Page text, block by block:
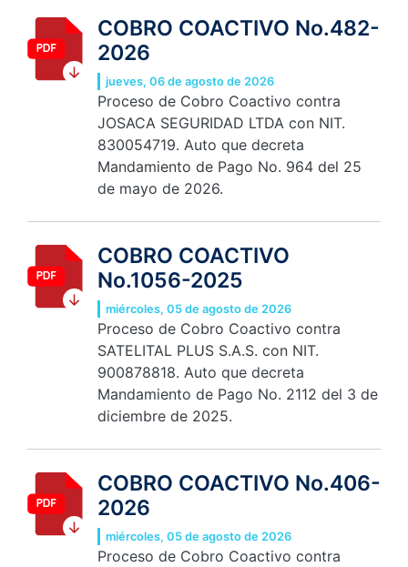
COBRO COACTIVO No.482-
2026
jueves, 06 de agosto de 2026
Proceso de Cobro Coactivo contra
JOSACA SEGURIDAD LTDA con NIT.
830054719. Auto que decreta
Mandamiento de Pago No. 964 del 25
de mayo de 2026.
COBRO COACTIVO
No.1056-2025
miércoles, 05 de agosto de 2026
Proceso de Cobro Coactivo contra
SATELITAL PLUS S.A.S. con NIT.
900878818. Auto que decreta
Mandamiento de Pago No. 2112 del 3 de
diciembre de 2025.
COBRO COACTIVO No.406-
2026
miércoles, 05 de agosto de 2026
Proceso de Cobro Coactivo contra